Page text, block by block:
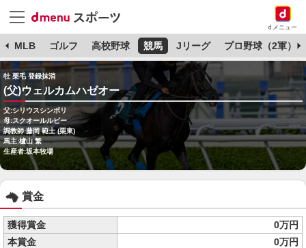
dメニュー
MLB ゴルフ 高校野球 競馬 Jリーグ プロ野球（2軍）
牡 栗毛 登録抹消
(父)ウェルカムハゼオー
父:シリウスシンボリ
母:スクオールルビー
調教師:藤岡 範士 (栗東)
馬主:櫨山 繁
生産者:坂本牧場
賞金
獲得賞金
0万円
本賞金
0万円